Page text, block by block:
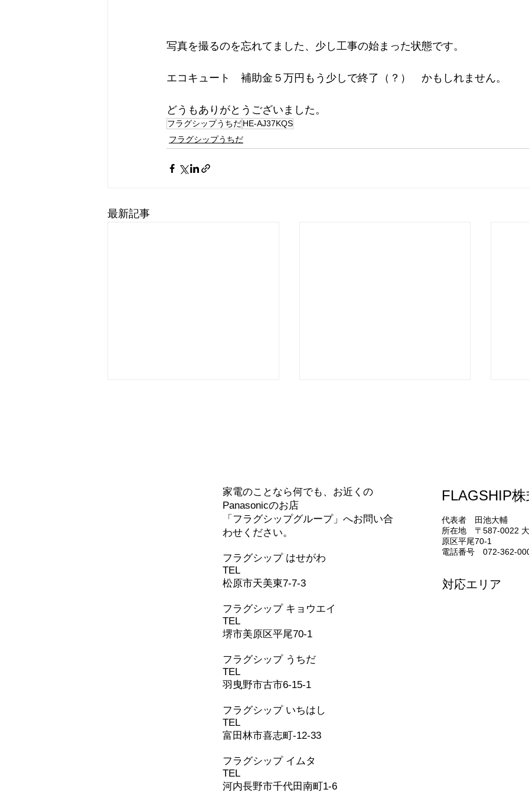
写真を撮るのを忘れてました、少し工事の始まった状態です。
エコキュート　補助金５万円もう少しで終了（？）　かもしれません。
どうもありがとうございました。
フラグシップうちだHE-AJ37KQS
フラグシップうちだ
最新記事
エアコン エオリアXSシリー
エコキュートの交換（補助金
あります）(^^)/
(^^)/
家電のことなら何でも、お近くの
Panasonicのお店
「フラグシップグループ」へお問い合
わせください。
​フラグシップ はせがわ
TEL
松原市天美東7-7-3
フラグシップ キョウエイ
TEL
堺市美原区平尾70-1
​フラグシップ うちだ
TEL
羽曳野市古市6-15-1
​フラグシップ いちはし
TEL
富田林市喜志町-12-33
​フラグシップ イムタ
TEL
河内長野市千代田南町1-6
FLAGSHIP
代表者 田池大輔
所在地 〒587-0022
原区平尾70-1
電話番号 072-362-
対応エリア